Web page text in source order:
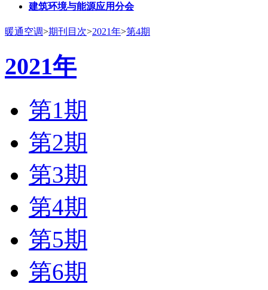
建筑环境与能源应用分会
暖通空调>期刊目次>2021年>第4期
2021年
第1期
第2期
第3期
第4期
第5期
第6期